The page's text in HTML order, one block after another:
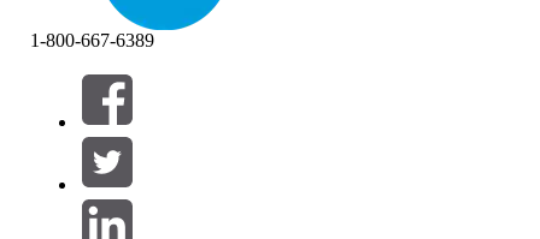
Filters (0)
FILTERS SELECTEREN
Productgebied
1-800-667-6389